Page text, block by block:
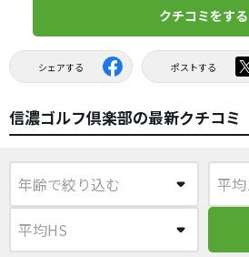
クチコミをする
シェアする ポストする
信濃ゴルフ倶楽部の最新クチコミ